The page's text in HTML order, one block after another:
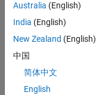
Australia (English)
India (English)
New Zealand (English)
中国
简体中文
English